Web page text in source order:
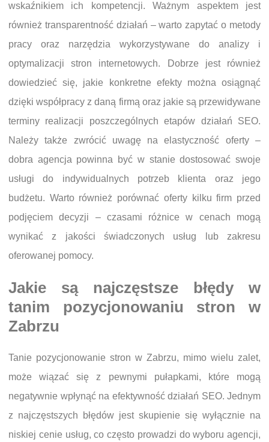
wskaźnikiem ich kompetencji. Ważnym aspektem jest
również transparentność działań – warto zapytać o metody
pracy oraz narzędzia wykorzystywane do analizy i
optymalizacji stron internetowych. Dobrze jest również
dowiedzieć się, jakie konkretne efekty można osiągnąć
dzięki współpracy z daną firmą oraz jakie są przewidywane
terminy realizacji poszczególnych etapów działań SEO.
Należy także zwrócić uwagę na elastyczność oferty –
dobra agencja powinna być w stanie dostosować swoje
usługi do indywidualnych potrzeb klienta oraz jego
budżetu. Warto również porównać oferty kilku firm przed
podjęciem decyzji – czasami różnice w cenach mogą
wynikać z jakości świadczonych usług lub zakresu
oferowanej pomocy.
Jakie są najczęstsze błędy w
tanim pozycjonowaniu stron w
Zabrzu
Tanie pozycjonowanie stron w Zabrzu, mimo wielu zalet,
może wiązać się z pewnymi pułapkami, które mogą
negatywnie wpłynąć na efektywność działań SEO. Jednym
z najczęstszych błędów jest skupienie się wyłącznie na
niskiej cenie usług, co często prowadzi do wyboru agencji,